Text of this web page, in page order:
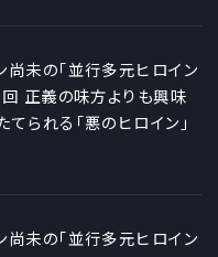
尚未の「並行多元ヒロイン
回 正義の味方よりも興味
てられる「悪のヒロイン」
尚未の「並行多元ヒロイン